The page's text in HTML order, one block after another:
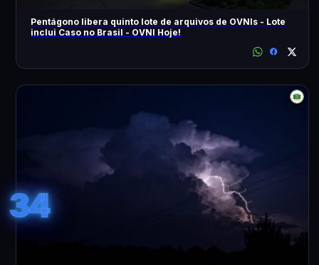
Pentágono libera quinto lote de arquivos de OVNIs - Lote
inclui Caso no Brasil - OVNI Hoje!
34